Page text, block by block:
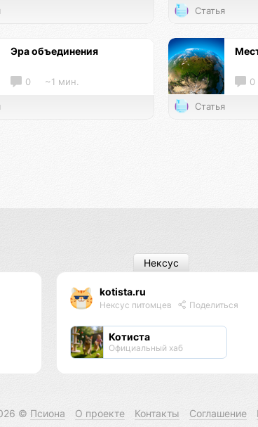
Статья
Эра объединения
0 ~1 мин. 0
Статья
kotista.ru
Нексус питомцев Поделиться
Котиста
Официальный хаб
Нексус
© Псиона О проекте Контакты Соглашение